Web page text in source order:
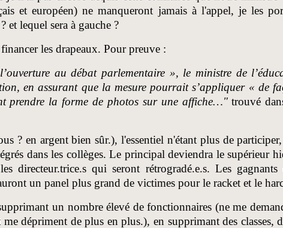
et européen) ne manqueront jamais à l'appel, je les
et lequel sera à gauche ?
les drapeaux. Pour preuve :
au débat parlementaire », le ministre de
en assurant que la mesure pourrait s’appliquer « de
prendre la forme de photos sur une affiche…"trouvé
? en argent bien sûr.), l'essentiel n'étant plus de
dans les collèges. Le principal deviendra le supérieur
directeur.trice.s qui seront rétrogradé.e.s. Les gagnants
un panel plus grand de victimes pour le racket et le
un nombre élevé de fonctionnaires (ne me
dépriment de plus en plus.), en supprimant des classes,